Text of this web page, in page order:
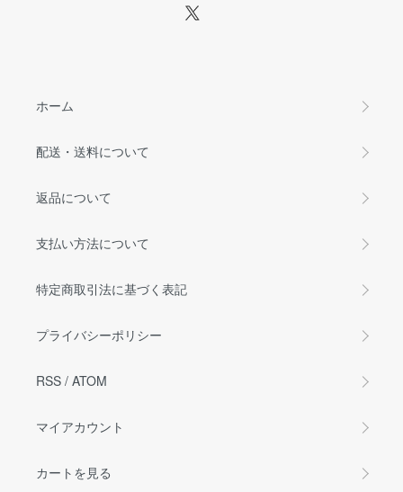
ホーム
配送・送料について
返品について
支払い方法について
特定商取引法に基づく表記
プライバシーポリシー
RSS / ATOM
マイアカウント
カートを見る